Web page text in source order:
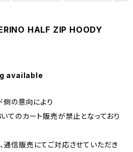
HALF ZIP HOODY
available
側の意向により
いてのカート販売が禁止となっており
通信販売にてご対応させていただき